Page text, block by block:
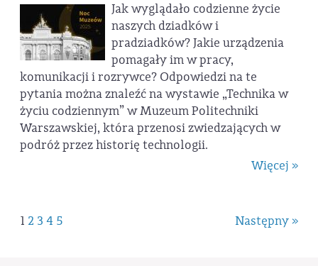
Jak wyglądało codzienne życie
naszych dziadków i
pradziadków? Jakie urządzenia
pomagały im w pracy,
komunikacji i rozrywce? Odpowiedzi na te
pytania można znaleźć na wystawie „Technika w
życiu codziennym” w Muzeum Politechniki
Warszawskiej, która przenosi zwiedzających w
podróż przez historię technologii.
Więcej »
Następny »
1 2 3 4 5